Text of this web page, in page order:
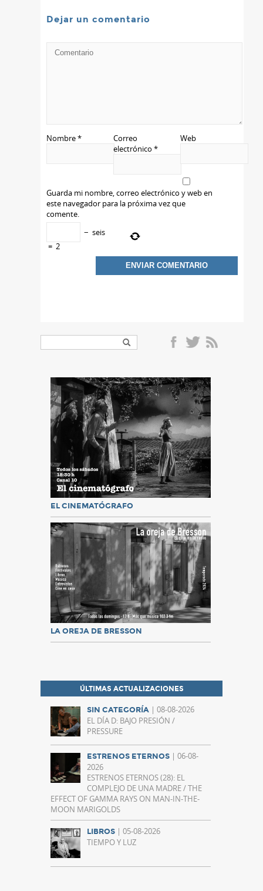
Dejar un comentario
Nombre*
Correo
electrónico*
Web
Guarda mi nombre, correo electrónico y web en
este navegador para la próxima vez que
comente.
− seis
= 2
EL CINEMATÓGRAFO
LA OREJA DE BRESSON
ÚLTIMAS ACTUALIZACIONES
SIN CATEGORÍA | 08-08-2026
EL DÍA D: BAJO PRESIÓN /
PRESSURE
ESTRENOS ETERNOS | 06-08-
2026
ESTRENOS ETERNOS (28): EL
COMPLEJO DE UNA MADRE / THE
EFFECT OF GAMMA RAYS ON MAN-IN-THE-
MOON MARIGOLDS
LIBROS | 05-08-2026
TIEMPO Y LUZ